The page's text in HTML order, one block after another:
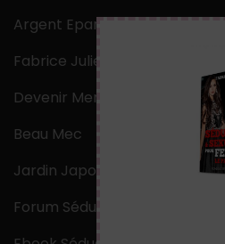
Argent Epargne
Fabrice Julien
Devenir Mentaliste
Beau Mec
Jardin Japonais Zen
Forum Séduction